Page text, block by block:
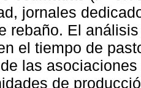
jornales
rebaño. El
el tiempo de
las
de